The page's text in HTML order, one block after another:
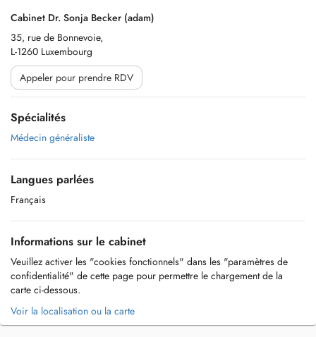
Cabinet Dr. Sonja Becker (adam)
35, rue de Bonnevoie,
L-1260 Luxembourg
Appeler pour prendre RDV
Spécialités
Médecin généraliste
Langues parlées
Français
Informations sur le cabinet
Veuillez activer les "cookies fonctionnels" dans les "paramètres de
confidentialité" de cette page pour permettre le chargement de la
carte ci-dessous.
Voir la localisation ou la carte